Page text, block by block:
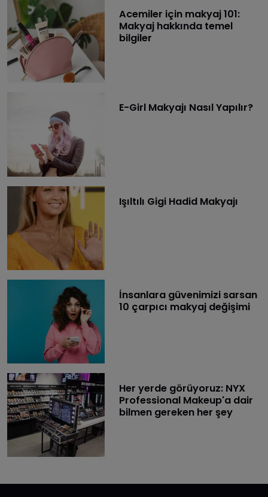
Acemiler için makyaj 101:
Makyaj hakkında temel
bilgiler
E-Girl Makyajı Nasıl Yapılır?
Işıltılı Gigi Hadid Makyajı
İnsanlara güvenimizi sarsan
10 çarpıcı makyaj değişimi
Her yerde görüyoruz: NYX
Professional Makeup'a dair
bilmen gereken her şey